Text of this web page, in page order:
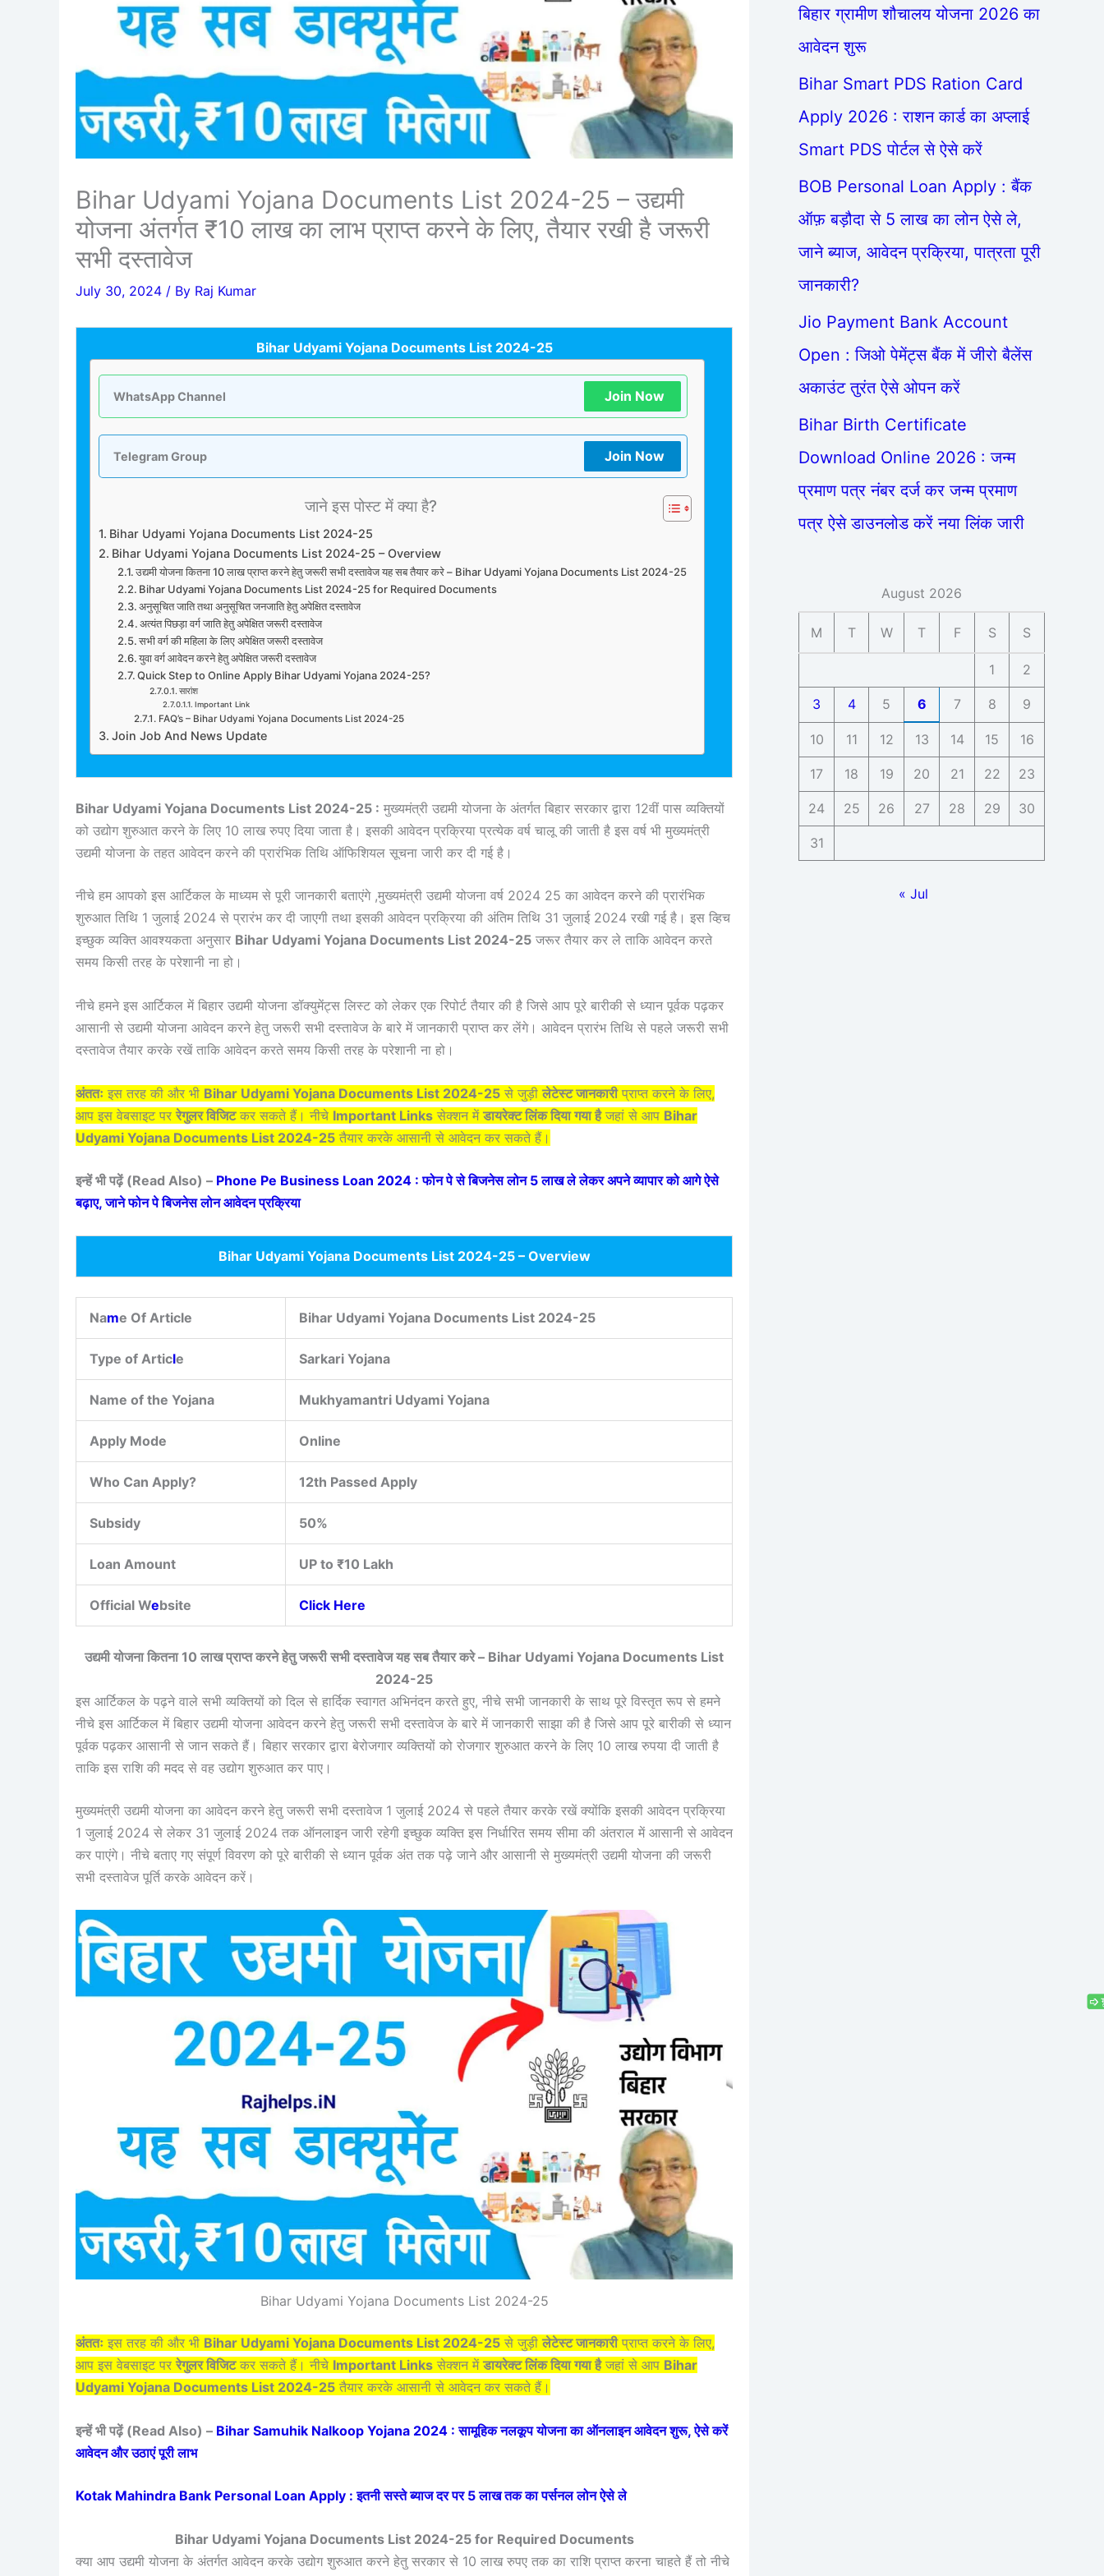
Bihar Udyami Yojana Documents List 2024-25 – उद्यमी
योजना अंतर्गत ₹10 लाख का लाभ प्राप्त करने के लिए, तैयार रखी है जरूरी
सभी दस्तावेज
July 30, 2024 / By Raj Kumar
Bihar Udyami Yojana Documents List 2024-25
WhatsApp Channel Join Now
Telegram Group Join Now
जाने इस पोस्ट में क्या है?
Bihar Udyami Yojana Documents List 2024-25
Bihar Udyami Yojana Documents List 2024-25 – Overview
उद्यमी योजना कितना 10 लाख प्राप्त करने हेतु जरूरी सभी दस्तावेज यह सब तैयार करे – Bihar Udyami Yojana Documents List 2024-25
Bihar Udyami Yojana Documents List 2024-25 for Required Documents
अनुसूचित जाति तथा अनुसूचित जनजाति हेतु अपेक्षित दस्तावेज
अत्यंत पिछड़ा वर्ग जाति हेतु अपेक्षित जरूरी दस्तावेज
सभी वर्ग की महिला के लिए अपेक्षित जरूरी दस्तावेज
युवा वर्ग आवेदन करने हेतु अपेक्षित जरूरी दस्तावेज
Quick Step to Online Apply Bihar Udyami Yojana 2024-25?
सारांश
Important Link
FAQ’s – Bihar Udyami Yojana Documents List 2024-25
Join Job And News Update
Bihar Udyami Yojana Documents List 2024-25 : मुख्यमंत्री उद्यमी योजना के अंतर्गत बिहार सरकार द्वारा 12वीं पास व्यक्तियों
को उद्योग शुरुआत करने के लिए 10 लाख रुपए दिया जाता है। इसकी आवेदन प्रक्रिया प्रत्येक वर्ष चालू की जाती है इस वर्ष भी मुख्यमंत्री
उद्यमी योजना के तहत आवेदन करने की प्रारंभिक तिथि ऑफिशियल सूचना जारी कर दी गई है।
नीचे हम आपको इस आर्टिकल के माध्यम से पूरी जानकारी बताएंगे ,मुख्यमंत्री उद्यमी योजना वर्ष 2024 25 का आवेदन करने की प्रारंभिक
शुरुआत तिथि 1 जुलाई 2024 से प्रारंभ कर दी जाएगी तथा इसकी आवेदन प्रक्रिया की अंतिम तिथि 31 जुलाई 2024 रखी गई है। इस व्हिच
इच्छुक व्यक्ति आवश्यकता अनुसार Bihar Udyami Yojana Documents List 2024-25 जरूर तैयार कर ले ताकि आवेदन करते
समय किसी तरह के परेशानी ना हो।
नीचे हमने इस आर्टिकल में बिहार उद्यमी योजना डॉक्युमेंट्स लिस्ट को लेकर एक रिपोर्ट तैयार की है जिसे आप पूरे बारीकी से ध्यान पूर्वक पढ़कर
आसानी से उद्यमी योजना आवेदन करने हेतु जरूरी सभी दस्तावेज के बारे में जानकारी प्राप्त कर लेंगे। आवेदन प्रारंभ तिथि से पहले जरूरी सभी
दस्तावेज तैयार करके रखें ताकि आवेदन करते समय किसी तरह के परेशानी ना हो।
अंततः इस तरह की और भी Bihar Udyami Yojana Documents List 2024-25 से जुड़ी लेटेस्ट जानकारीप्राप्त करने के लिए,
आप इस वेबसाइट पर रेगुलर विजिटकर सकते हैं। नीचे Important Links सेक्शन में डायरेक्ट लिंक दिया गया हैजहां से आप Bihar
Udyami Yojana Documents List 2024-25 तैयार करके आसानी से आवेदन कर सकते हैं।
इन्हें भी पढ़ें (Read Also) – Phone Pe Business Loan 2024 : फोन पे से बिजनेस लोन 5 लाख ले लेकर अपने व्यापार को आगे ऐसे
बढ़ाए, जाने फोन पे बिजनेस लोन आवेदन प्रक्रिया
Bihar Udyami Yojana Documents List 2024-25 – Overview
Name Of Article Bihar Udyami Yojana Documents List 2024-25
Type of Article Sarkari Yojana
Name of the Yojana Mukhyamantri Udyami Yojana
Apply Mode Online
Who Can Apply? 12th Passed Apply
Subsidy 50%
Loan Amount UP to ₹10 Lakh
Official Website Click Here
उद्यमी योजना कितना 10 लाख प्राप्त करने हेतु जरूरी सभी दस्तावेज यह सब तैयार करे – Bihar Udyami Yojana Documents List
2024-25
इस आर्टिकल के पढ़ने वाले सभी व्यक्तियों को दिल से हार्दिक स्वागत अभिनंदन करते हुए, नीचे सभी जानकारी के साथ पूरे विस्तृत रूप से हमने
नीचे इस आर्टिकल में बिहार उद्यमी योजना आवेदन करने हेतु जरूरी सभी दस्तावेज के बारे में जानकारी साझा की है जिसे आप पूरे बारीकी से ध्यान
पूर्वक पढ़कर आसानी से जान सकते हैं। बिहार सरकार द्वारा बेरोजगार व्यक्तियों को रोजगार शुरुआत करने के लिए 10 लाख रुपया दी जाती है
ताकि इस राशि की मदद से वह उद्योग शुरुआत कर पाए।
मुख्यमंत्री उद्यमी योजना का आवेदन करने हेतु जरूरी सभी दस्तावेज 1 जुलाई 2024 से पहले तैयार करके रखें क्योंकि इसकी आवेदन प्रक्रिया
1 जुलाई 2024 से लेकर 31 जुलाई 2024 तक ऑनलाइन जारी रहेगी इच्छुक व्यक्ति इस निर्धारित समय सीमा की अंतराल में आसानी से आवेदन
कर पाएंगे। नीचे बताए गए संपूर्ण विवरण को पूरे बारीकी से ध्यान पूर्वक अंत तक पढ़े जाने और आसानी से मुख्यमंत्री उद्यमी योजना की जरूरी
सभी दस्तावेज पूर्ति करके आवेदन करें।
Bihar Udyami Yojana Documents List 2024-25
अंततः इस तरह की और भी Bihar Udyami Yojana Documents List 2024-25 से जुड़ी लेटेस्ट जानकारीप्राप्त करने के लिए,
आप इस वेबसाइट पर रेगुलर विजिटकर सकते हैं। नीचे Important Links सेक्शन में डायरेक्ट लिंक दिया गया हैजहां से आप Bihar
Udyami Yojana Documents List 2024-25 तैयार करके आसानी से आवेदन कर सकते हैं।
इन्हें भी पढ़ें (Read Also) – Bihar Samuhik Nalkoop Yojana 2024 : सामूहिक नलकूप योजना का ऑनलाइन आवेदन शुरू, ऐसे करें
आवेदन और उठाएं पूरी लाभ
Kotak Mahindra Bank Personal Loan Apply : इतनी सस्ते ब्याज दर पर 5 लाख तक का पर्सनल लोन ऐसे ले
Bihar Udyami Yojana Documents List 2024-25 for Required Documents
क्या आप उद्यमी योजना के अंतर्गत आवेदन करके उद्योग शुरुआत करने हेतु सरकार से 10 लाख रुपए तक का राशि प्राप्त करना चाहते हैं तो नीचे
बिहार ग्रामीण शौचालय योजना 2026 का
आवेदन शुरू
Bihar Smart PDS Ration Card
Apply 2026 : राशन कार्ड का अप्लाई
Smart PDS पोर्टल से ऐसे करें
BOB Personal Loan Apply : बैंक
ऑफ़ बड़ौदा से 5 लाख का लोन ऐसे ले,
जाने ब्याज, आवेदन प्रक्रिया, पात्रता पूरी
जानकारी?
Jio Payment Bank Account
Open : जिओ पेमेंट्स बैंक में जीरो बैलेंस
अकाउंट तुरंत ऐसे ओपन करें
Bihar Birth Certificate
Download Online 2026 : जन्म
प्रमाण पत्र नंबर दर्ज कर जन्म प्रमाण
पत्र ऐसे डाउनलोड करें नया लिंक जारी
August 2026
M T W T F S S
1 2
3 4 5 6 7 8 9
10 11 12 13 14 15 16
17 18 19 20 21 22 23
24 25 26 27 28 29 30
31
« Jul